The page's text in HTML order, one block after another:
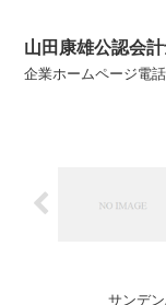
山田康雄公認会
企業ホームページ電
サンデ